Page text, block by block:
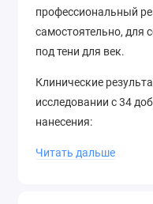
профессиональный
самостоятельно, для
под тени для век.
Клинические
исследовании с 34
нанесения:
- 100% согласны, что
Читать дальше